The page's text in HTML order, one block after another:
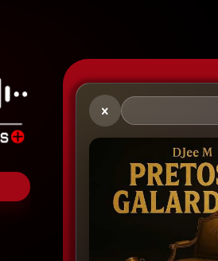
AO -